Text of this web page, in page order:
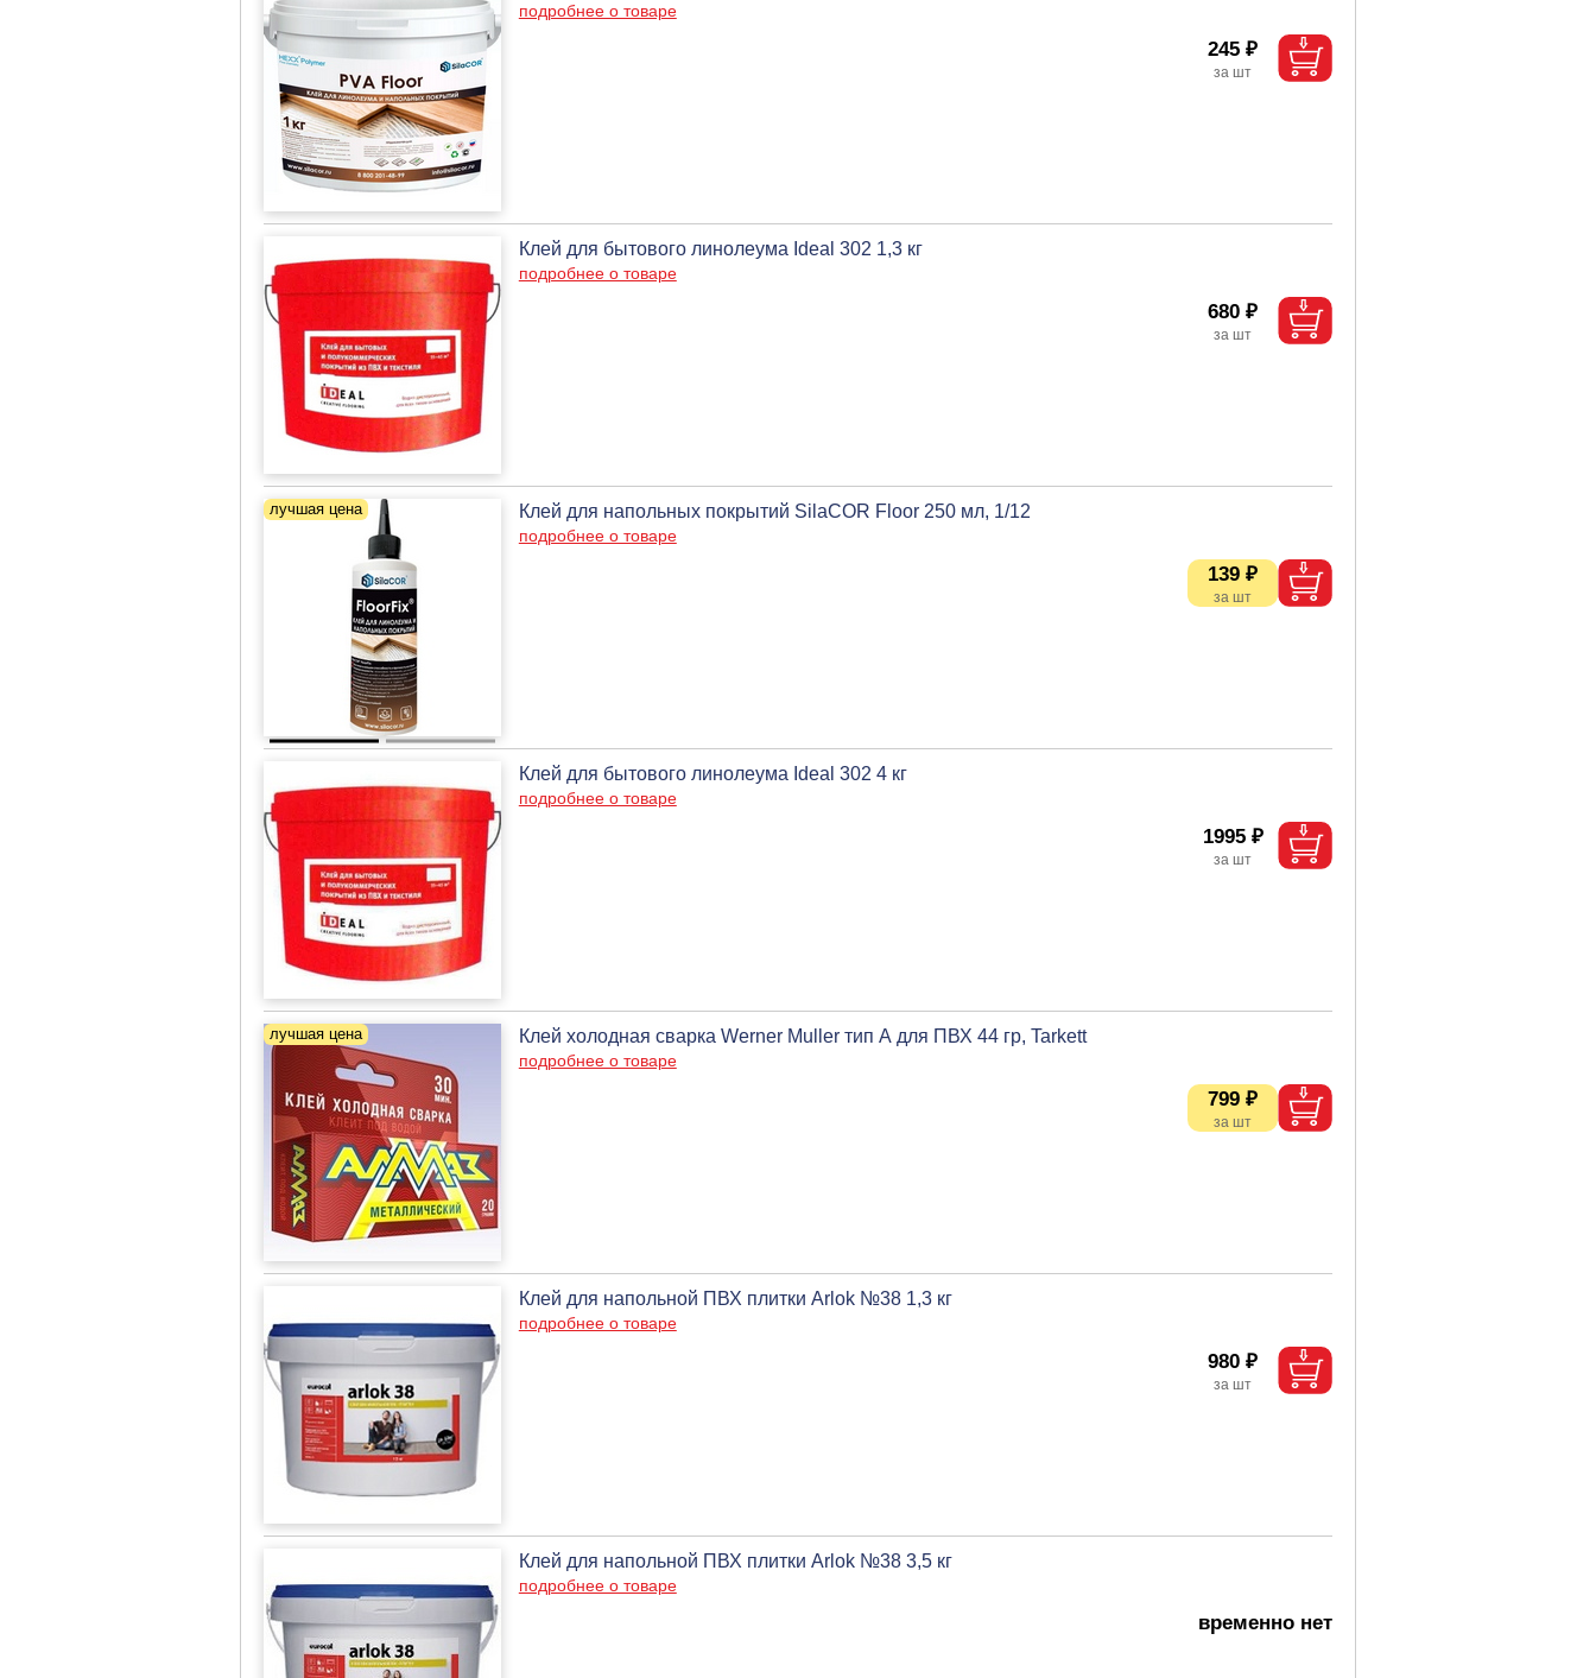
подробнее о товаре
245 ₽
Клей для бытового линолеума Ideal 302 1,3 кг
подробнее о товаре
680 ₽
Клей для напольных покрытий SilaCOR Floor 250 мл, 1/12
подробнее о товаре
139 ₽
Клей для бытового линолеума Ideal 302 4 кг
подробнее о товаре
1995 ₽
Клей холодная сварка Werner Muller тип А для ПВХ 44 гр, Tarkett
подробнее о товаре
799 ₽
Клей для напольной ПВХ плитки Arlok №38 1,3 кг
подробнее о товаре
980 ₽
Клей для напольной ПВХ плитки Arlok №38 3,5 кг
подробнее о товаре
временно нет